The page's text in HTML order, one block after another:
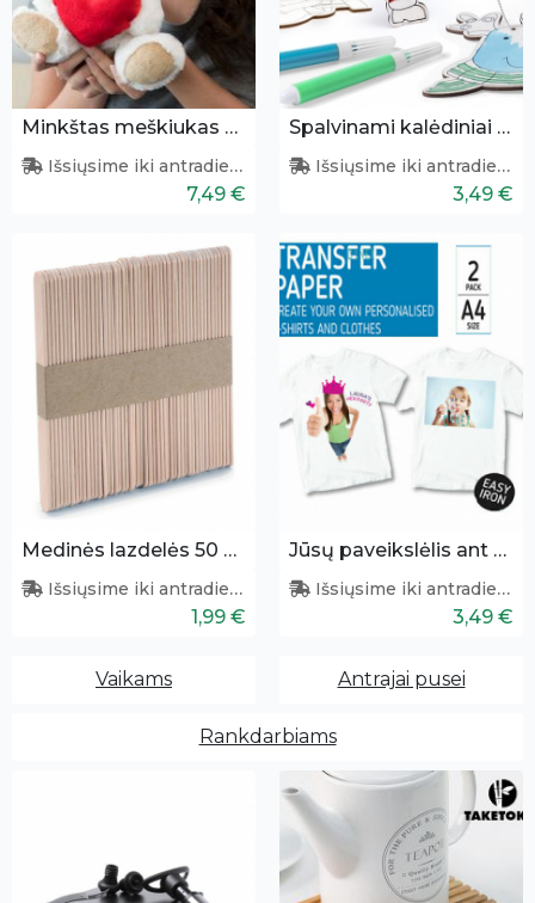
Minkštas meškiukas su širdele
Išsiųsime iki antradienio
7,49 €
Spalvinami kalėdiniai papuošimai 3 vnt.
Išsiųsime iki antradienio
3,49 €
Medinės lazdelės 50 vnt.
Išsiųsime iki antradienio
1,99 €
Jūsų paveikslėlis ant tekstilės
Išsiųsime iki antradienio
3,49 €
Vaikams Antrajai pusei
Rankdarbiams